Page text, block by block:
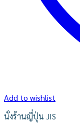
Add to wishlist
นั่งร้านญี่ปุ่น JIS